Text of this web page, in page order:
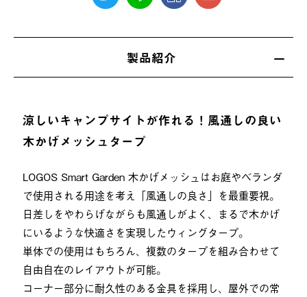
製品紹介
涼しいキャンプサイトが作れる！風通しの良い
木かげメッシュタープ
LOGOS Smart Garden 木かげメッシュはお庭やベランダ
で使用される用途を考え「風通しの良さ」を最重要視。
日差しをやわらげながらも風通しがよく、まるで木かげ
にいるような快適さを実現したウィングタープ。
単体での使用はもちろん、複数のタープを組み合わせて
自由自在のレイアウトが可能。
コーナー部分に耐久性のある金具を採用し、屋外での常